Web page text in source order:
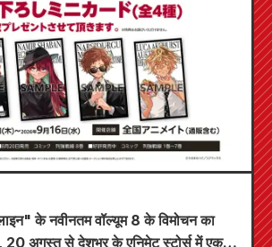
के नवीनतम वॉल्यूम 8 के विमोचन का
20 अगस्त से देशभर के एनिमेट स्टोर्स में एक